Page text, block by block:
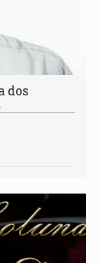
dos